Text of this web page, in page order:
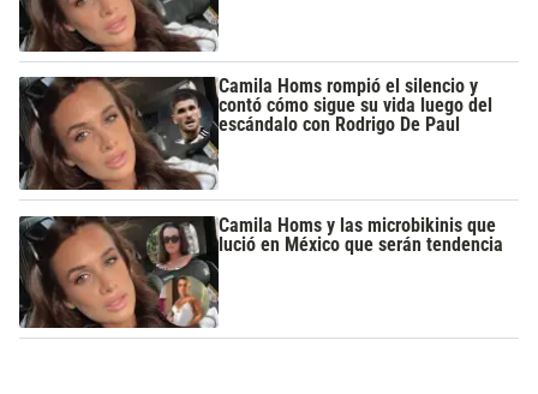
Camila Homs rompió el silencio y
contó cómo sigue su vida luego del
escándalo con Rodrigo De Paul
Camila Homs y las microbikinis que
lució en México que serán tendencia